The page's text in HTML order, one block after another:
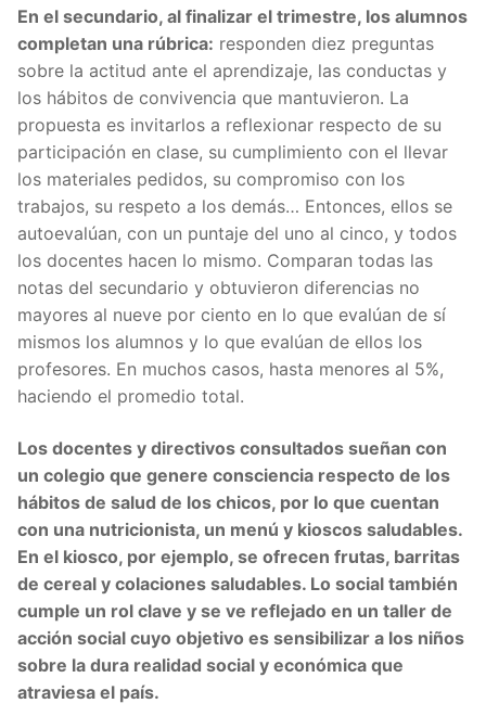
En el secundario, al finalizar el trimestre, los alumnos
completan una rúbrica: responden diez preguntas
sobre la actitud ante el aprendizaje, las conductas y
los hábitos de convivencia que mantuvieron. La
propuesta es invitarlos a reflexionar respecto de su
participación en clase, su cumplimiento con el llevar
los materiales pedidos, su compromiso con los
trabajos, su respeto a los demás… Entonces, ellos se
autoevalúan, con un puntaje del uno al cinco, y todos
los docentes hacen lo mismo. Comparan todas las
notas del secundario y obtuvieron diferencias no
mayores al nueve por ciento en lo que evalúan de sí
mismos los alumnos y lo que evalúan de ellos los
profesores. En muchos casos, hasta menores al 5%,
haciendo el promedio total.
Los docentes y directivos consultados sueñan con
un colegio que genere consciencia respecto de los
hábitos de salud de los chicos, por lo que cuentan
con una nutricionista, un menú y kioscos saludables.
En el kiosco, por ejemplo, se ofrecen frutas, barritas
de cereal y colaciones saludables. Lo social también
cumple un rol clave y se ve reflejado en un taller de
acción social cuyo objetivo es sensibilizar a los niños
sobre la dura realidad social y económica que
atraviesa el país.